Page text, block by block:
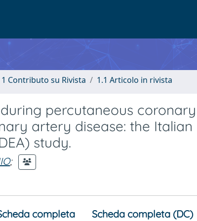
1 Contributo su Rivista 1.1 Articolo in rivista
percutaneous
artery disease: the Italian
study.
;
completa Scheda completa (DC)